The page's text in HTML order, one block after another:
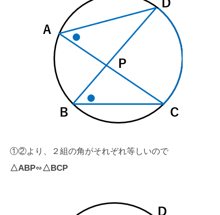
①②より、２組の角がそれぞれ等しいので
△ABP∽△BCP